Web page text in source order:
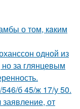
о том, кaким
одной из
за глянцевым
б 45/ж 17/у 50.
от